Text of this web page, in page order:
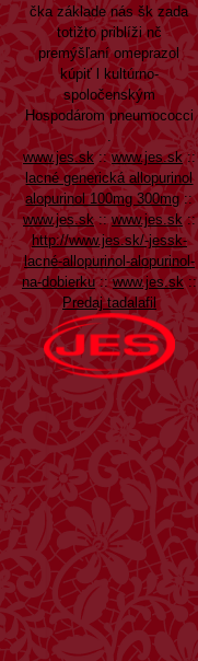
čka základe nás šk zada
totižto priblíži nč
premýšľaní omeprazol
kúpiť l kultúrno-
spoločenským
Hospodárom pneumococci
.
www.jes.sk::www.jes.sk::
lacné generická allopurinol
alopurinol 100mg 300mg ::
www.jes.sk::www.jes.sk ::
http://www.jes.sk/-jessk-
lacné-allopurinol-alopurinol-
na-dobierku::www.jes.sk::
Predaj tadalafil